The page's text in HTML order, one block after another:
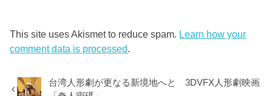
This site uses Akismet to reduce spam. Learn how your
comment data is processed.
台湾人形劇が更なる新境地へと 3DVFX人形劇映画